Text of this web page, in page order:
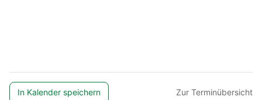
In Kalender speichern Zur Terminübersicht